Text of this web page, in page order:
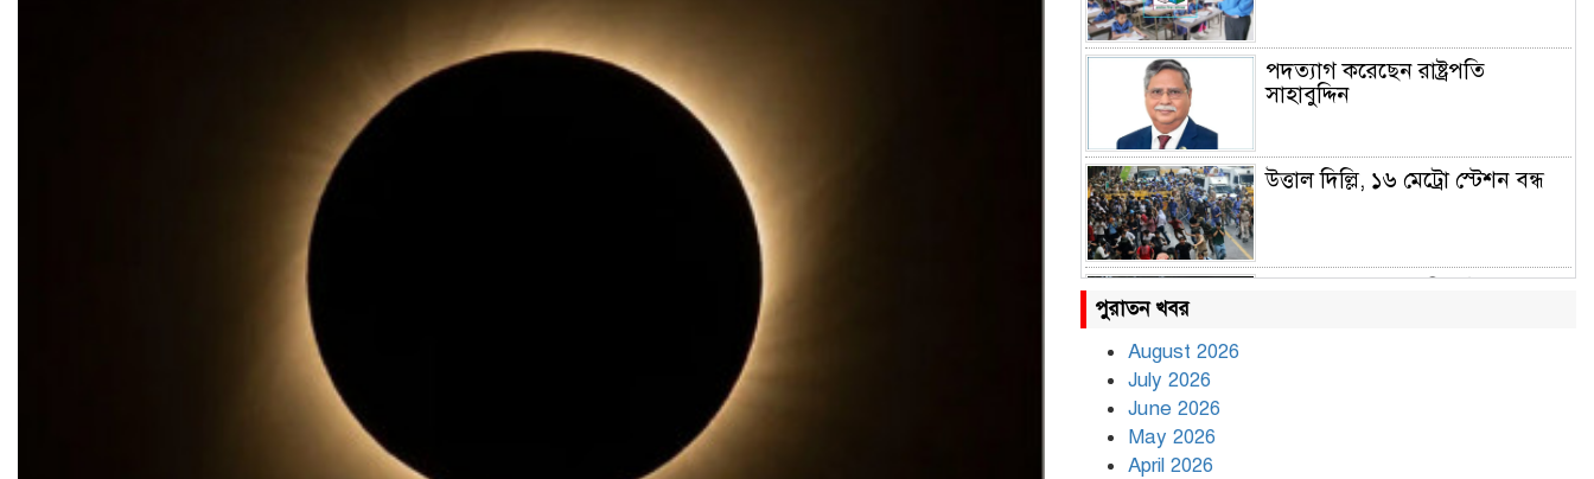
পদত্যাগ করেছেন রাষ্ট্রপতি
সাহাবুদ্দিন
উত্তাল দিল্লি, ১৬ মেট্রো স্টেশন বন্ধ
পুরাতন খবর
August 2026
July 2026
June 2026
May 2026
April 2026